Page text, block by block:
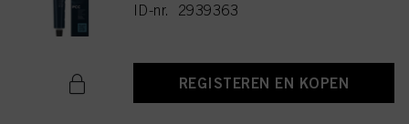
ID-nr. 2939363
REGISTEREN EN KOPEN